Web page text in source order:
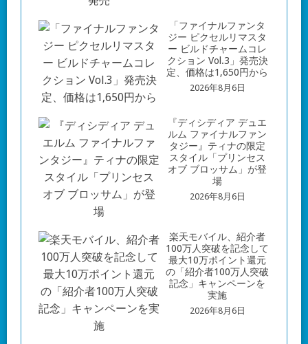
「ファイナルファンタ
ジー ピクセルリマスタ
ー ビルドチャームコレ
クション Vol.3」発売決
定、価格は1,650円から
2026年8月6日
『ディシディア デュエ
ルム ファイナルファン
タジー』ティナの限定
スタイル「プリンセス
オブ ブロッサム」が登
場
2026年8月6日
楽天モバイル、紹介者
100万人突破を記念して
最大10万ポイント還元
の「紹介者100万人突破
記念」キャンペーンを
実施
2026年8月6日